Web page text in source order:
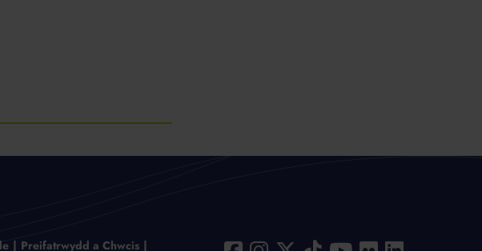
Preifatrwydd a Chwcis